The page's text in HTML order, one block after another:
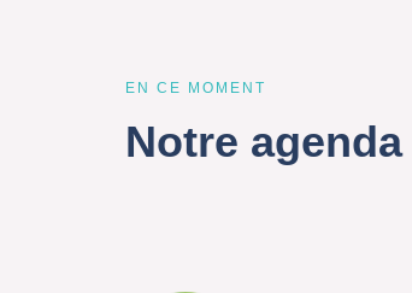
EN CE MOMENT
Notre agenda